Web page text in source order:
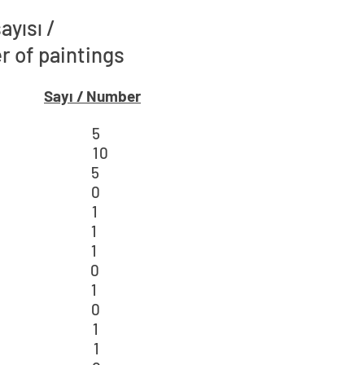
/
of paintings
Sayı / Number
5
10
5
0
1
1
1
0
1
0
1
1